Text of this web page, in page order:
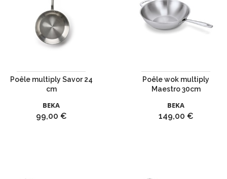
Poêle multiply Savor 24
cm
BEKA
Prix
99,00 €
Poêle wok multiply
Maestro 30cm
BEKA
Prix
149,00 €